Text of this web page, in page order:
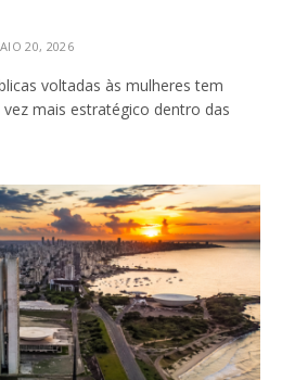
20, 2026
voltadas às mulheres tem
mais estratégico dentro das